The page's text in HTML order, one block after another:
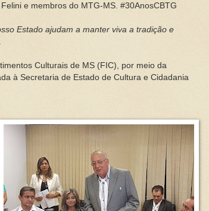
e membros do MTG-MS. #30AnosCBTG
Estado ajudam a manter viva a tradição e
Culturais de MS (FIC), por meio da
à Secretaria de Estado de Cultura e Cidadania